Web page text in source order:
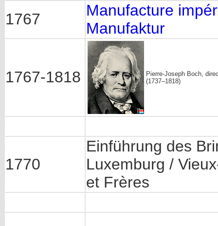
1767
Manufacture
Manufaktur
1767-1818
Pierre-Joseph Boch,
(1737–1818)
1770
Einführung des
Luxemburg /
et Frères